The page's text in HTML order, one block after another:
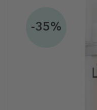
-35%